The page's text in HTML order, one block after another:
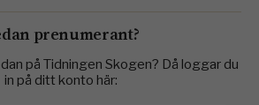
prenumerant?
på Tidningen Skogen? Då loggar du
in på ditt konto här: